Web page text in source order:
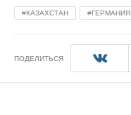
КАЗАХСТАН ГЕРМАНИЯ
ПОДЕЛИТЬСЯ